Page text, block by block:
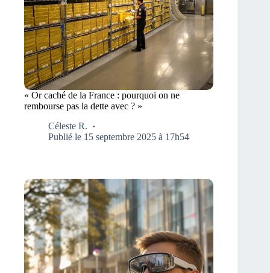
« Or caché de la France : pourquoi on ne
rembourse pas la dette avec ? »
Céleste R.
Publié le 15 septembre 2025 à 17h54